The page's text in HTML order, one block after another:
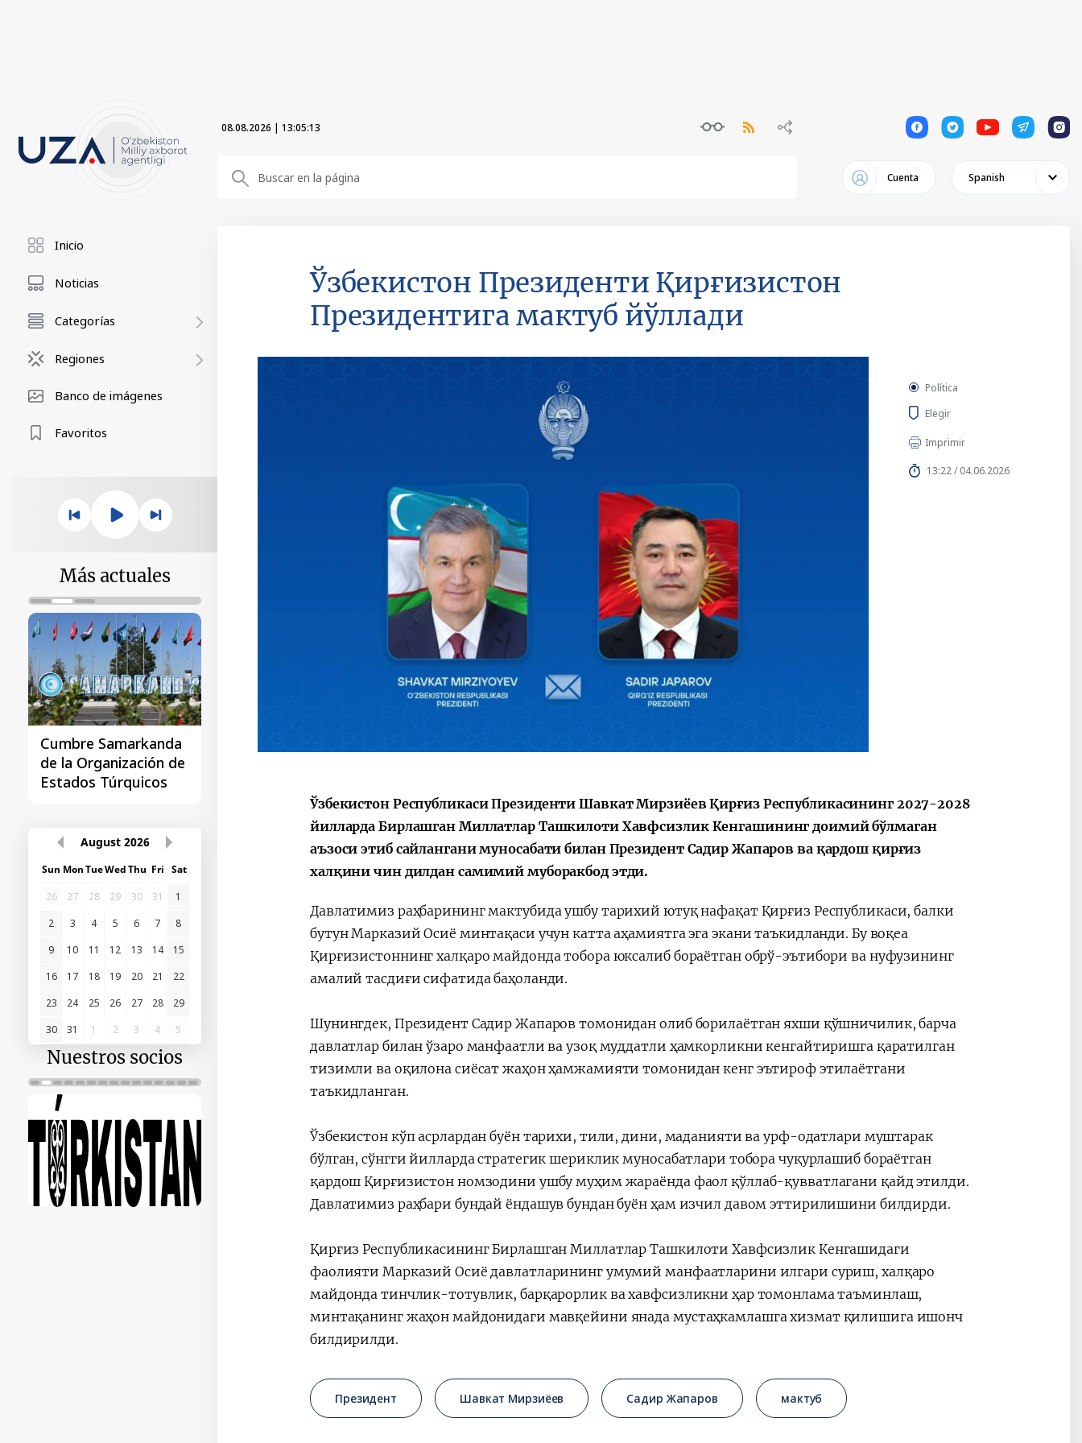
08.08.2026 | 13:05:14 1 1 1 1 1
Cuenta Spanish
Inicio
Noticias
Categorías
Regiones
Banco de imágenes
Favoritos
Más actuales
Cumbre Samarkanda
de la Organización de
Estados Túrquicos
August 2026
Sun MonTueWedThu Fri Sat
26
27 28 29 30 31
1
2
3 4 5 6 7
8
9
10 11 12 13 14
15
16
17 18 19 20 21
22
23
24 25 26 27 28
29
30
31 1 2 3 4 5
Nuestros socios
Ўзбекистон Президенти Қирғизистон
Президентига мактуб йўллади
Política
Elegir
Imprimir
13:22 / 04.06.2026
Ўзбекистон Республикаси Президенти Шавкат Мирзиёев Қирғиз Республикасининг 2027-2028
йилларда Бирлашган Миллатлар Ташкилоти Хавфсизлик Кенгашининг доимий бўлмаган
аъзоси этиб сайлангани муносабати билан Президент Садир Жапаров ва қардош қирғиз
халқини чин дилдан самимий муборакбод этди.
Давлатимиз раҳбарининг мактубида ушбу тарихий ютуқ нафақат Қирғиз Республикаси, балки
бутун Марказий Осиё минтақаси учун катта аҳамиятга эга экани таъкидланди. Бу воқеа
Қирғизистоннинг халқаро майдонда тобора юксалиб бораётган обрў-эътибори ва нуфузининг
амалий тасдиғи сифатида баҳоланди.
Шунингдек, Президент Садир Жапаров томонидан олиб борилаётган яхши қўшничилик, барча
давлатлар билан ўзаро манфаатли ва узоқ муддатли ҳамкорликни кенгайтиришга қаратилган
тизимли ва оқилона сиёсат жаҳон ҳамжамияти томонидан кенг эътироф этилаётгани
таъкидланган.
Ўзбекистон кўп асрлардан буён тарихи, тили, дини, маданияти ва урф-одатлари муштарак
бўлган, сўнгги йилларда стратегик шериклик муносабатлари тобора чуқурлашиб бораётган
қардош Қирғизистон номзодини ушбу муҳим жараёнда фаол қўллаб-қувватлагани қайд этилди.
Давлатимиз раҳбари бундай ёндашув бундан буён ҳам изчил давом эттирилишини билдирди.
Қирғиз Республикасининг Бирлашган Миллатлар Ташкилоти Хавфсизлик Кенгашидаги
фаолияти Марказий Осиё давлатларининг умумий манфаатларини илгари суриш, халқаро
майдонда тинчлик-тотувлик, барқарорлик ва хавфсизликни ҳар томонлама таъминлаш,
минтақанинг жаҳон майдонидаги мавқейини янада мустаҳкамлашга хизмат қилишига ишонч
билдирилди.
Президент Шавкат Мирзиёев Садир Жапаров мактуб